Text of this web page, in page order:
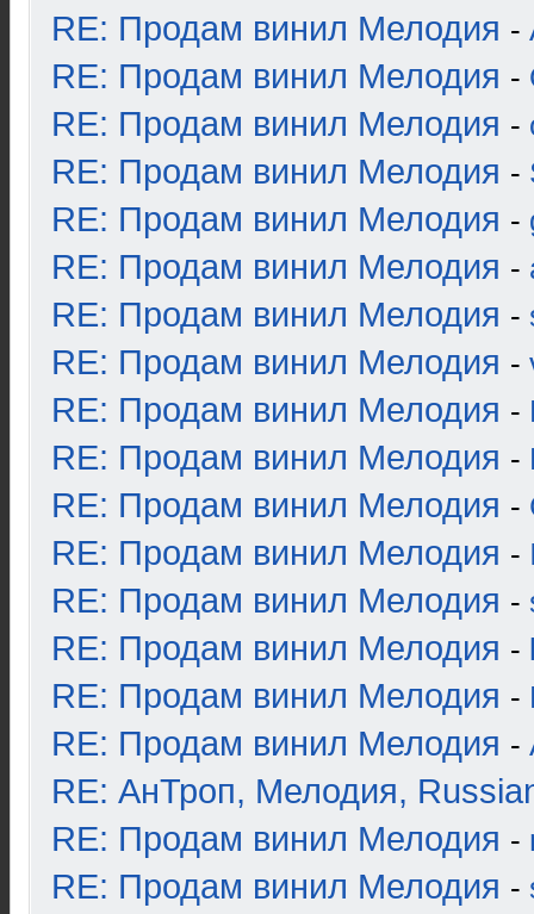
RE: Продам винил Мелодия -
RE: Продам винил Мелодия -
RE: Продам винил Мелодия -
RE: Продам винил Мелодия -
RE: Продам винил Мелодия -
RE: Продам винил Мелодия -
RE: Продам винил Мелодия -
RE: Продам винил Мелодия -
RE: Продам винил Мелодия -
RE: Продам винил Мелодия -
RE: Продам винил Мелодия -
RE: Продам винил Мелодия -
RE: Продам винил Мелодия -
RE: Продам винил Мелодия -
RE: Продам винил Мелодия -
RE: Продам винил Мелодия -
RE: АнТроп, Мелодия,
RE: Продам винил Мелодия -
RE: Продам винил Мелодия -